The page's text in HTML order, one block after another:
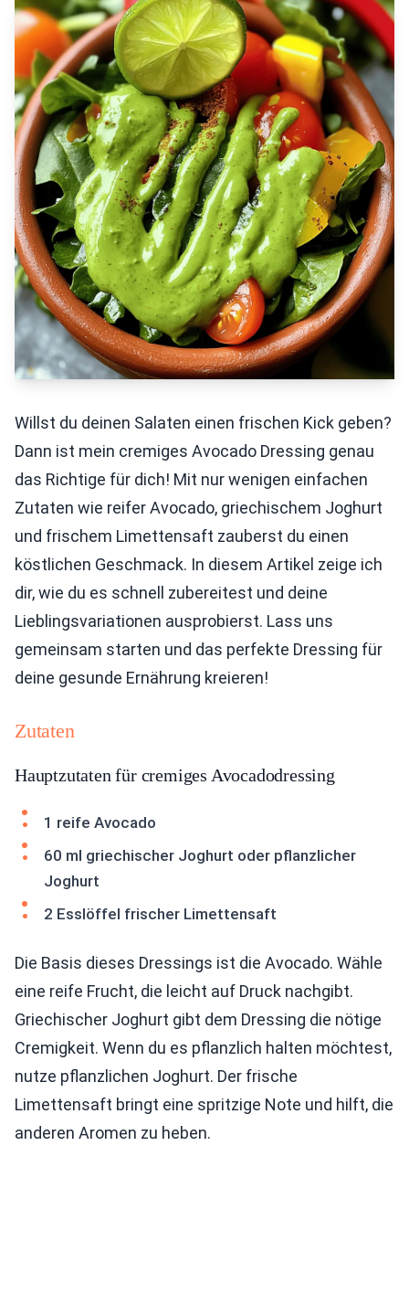
Willst du deinen Salaten einen frischen Kick geben?
Dann ist mein cremiges Avocado Dressing genau
das Richtige für dich! Mit nur wenigen einfachen
Zutaten wie reifer Avocado, griechischem Joghurt
und frischem Limettensaft zauberst du einen
köstlichen Geschmack. In diesem Artikel zeige ich
dir, wie du es schnell zubereitest und deine
Lieblingsvariationen ausprobierst. Lass uns
gemeinsam starten und das perfekte Dressing für
deine gesunde Ernährung kreieren!
Zutaten
Hauptzutaten für cremiges Avocadodressing
1 reife Avocado
60 ml griechischer Joghurt oder pflanzlicher
Joghurt
2 Esslöffel frischer Limettensaft
Die Basis dieses Dressings ist die Avocado. Wähle
eine reife Frucht, die leicht auf Druck nachgibt.
Griechischer Joghurt gibt dem Dressing die nötige
Cremigkeit. Wenn du es pflanzlich halten möchtest,
nutze pflanzlichen Joghurt. Der frische
Limettensaft bringt eine spritzige Note und hilft, die
anderen Aromen zu heben.